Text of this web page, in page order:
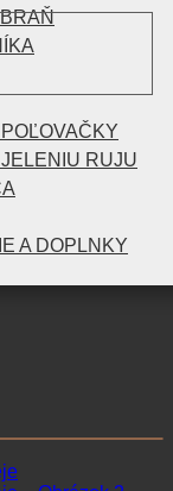
RUJU
A DOPLNKY